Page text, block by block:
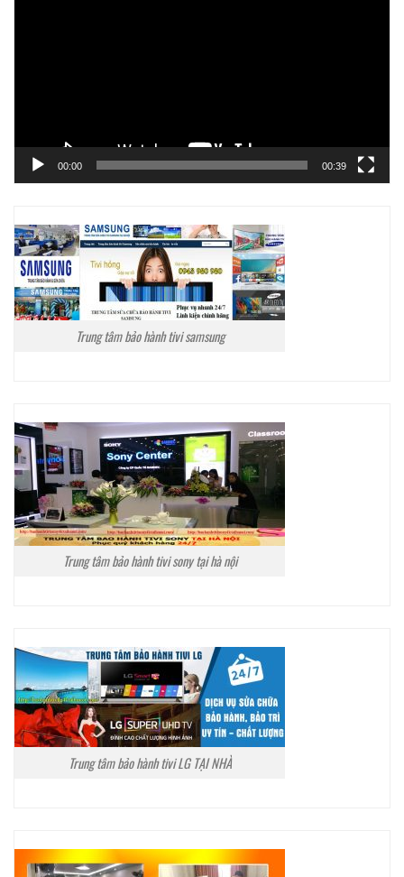
00:00 00:39
Trung tâm bảo hành tivi samsung
Trung tâm bảo hành tivi sony tại hà nội
Trung tâm bảo hành tivi LG TẠI NHÀ